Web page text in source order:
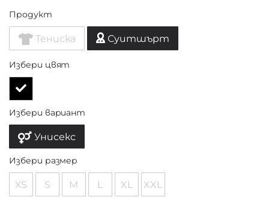
Продукт
Тениска Суитшърт
Избери цвят
Избери вариант
Унисекс
Избери размер
XS S M L XL XXL